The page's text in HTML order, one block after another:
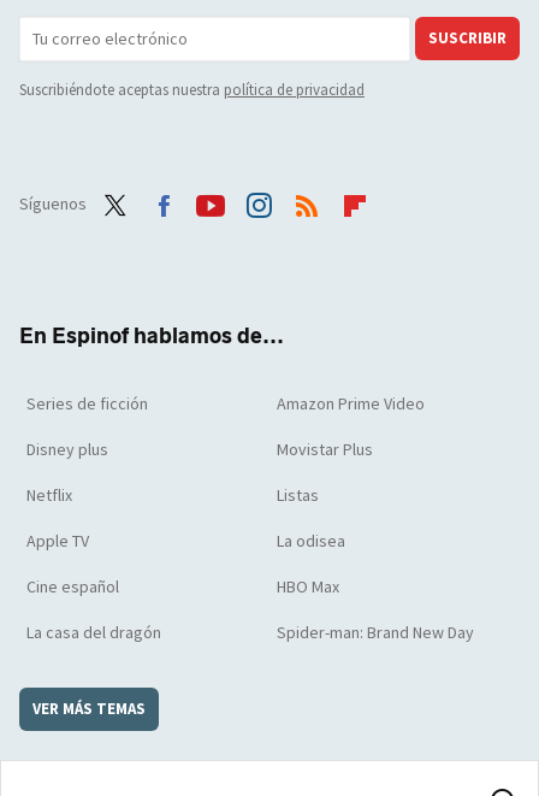
SUSCRIBIR
Suscribiéndote aceptas nuestra política de privacidad
Síguenos
En Espinof hablamos de...
Series de ficción Amazon Prime Video
Disney plus Movistar Plus
Netflix Listas
Apple TV La odisea
Cine español HBO Max
La casa del dragón Spider-man: Brand New Day
VER MÁS TEMAS